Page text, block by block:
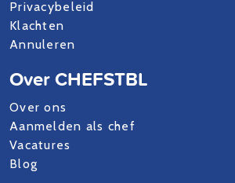
Privacybeleid
Klachten
Annuleren
Over CHEFSTBL
Over ons
Aanmelden als chef
Vacatures
Blog